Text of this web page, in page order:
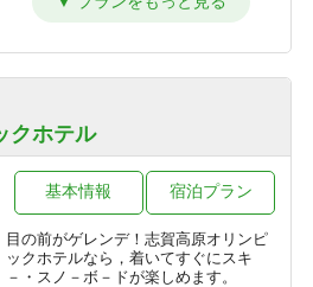
は3日に1回でお得！連泊で志賀高原を
【訳あり＆エコプラン】★お一人様
1000円OFF★お料理少なめ＆エコアメ
ニティでお得（2食付）
1泊2食付き
9,700円/人/泊 ～
【志賀高原100トレイル】応援プラン
クホテル
目の前がゲレンデ！志賀高原オリンピ
ックホテルなら，着いてすぐにスキ
－・スノ－ボ－ドが楽しめます。
基本情報 宿泊プラン